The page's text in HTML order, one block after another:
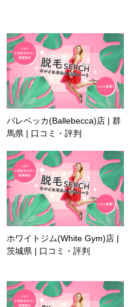
バレベッカ(Ballebecca)店 | 群
馬県 | 口コミ・評判
ホワイトジム(White Gym)店 |
茨城県 | 口コミ・評判